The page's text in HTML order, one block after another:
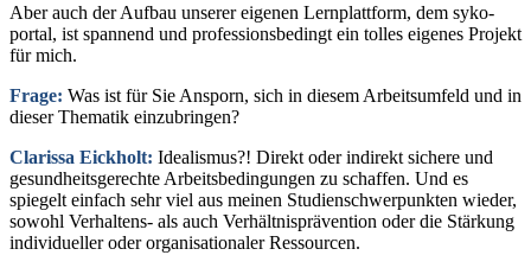
Aber auch der Aufbau unserer eigenen Lernplattform, dem syko-
portal, ist spannend und professionsbedingt ein tolles eigenes Projekt
für mich.
Frage: Was ist für Sie Ansporn, sich in diesem Arbeitsumfeld und in
dieser Thematik einzubringen?
Clarissa Eickholt: Idealismus?! Direkt oder indirekt sichere und
gesundheitsgerechte Arbeitsbedingungen zu schaffen. Und es
spiegelt einfach sehr viel aus meinen Studienschwerpunkten wieder,
sowohl Verhaltens- als auch Verhältnisprävention oder die Stärkung
individueller oder organisationaler Ressourcen.